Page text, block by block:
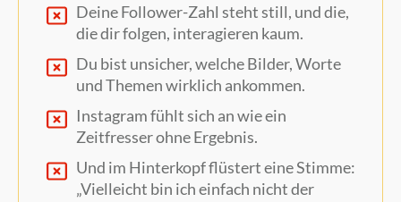
Deine Follower-Zahl steht still, und die,
die dir folgen, interagieren kaum.
Du bist unsicher, welche Bilder, Worte
und Themen wirklich ankommen.
Instagram fühlt sich an wie ein
Zeitfresser ohne Ergebnis.
Und im Hinterkopf flüstert eine Stimme:
„Vielleicht bin ich einfach nicht der